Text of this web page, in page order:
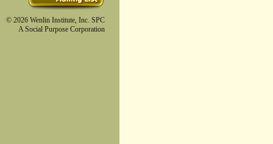
© 2026 Wenlin Institute, Inc. SPC
A Social Purpose Corporation